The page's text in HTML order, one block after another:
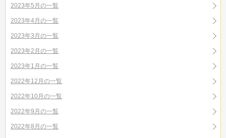
2023年5月の一覧
2023年4月の一覧
2023年3月の一覧
2023年2月の一覧
2023年1月の一覧
2022年12月の一覧
2022年10月の一覧
2022年9月の一覧
2022年8月の一覧